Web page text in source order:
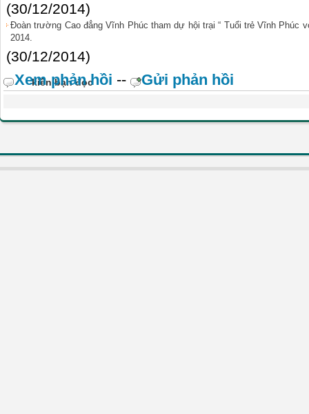
(30/12/2014)
Đoàn trường Cao đẳng Vĩnh Phúc tham dự hội trại “ Tuổi trẻ Vĩnh Phúc
2014.
(30/12/2014)
kiến bạn đọc
Xem phản hồi -- Gửi phản hồi